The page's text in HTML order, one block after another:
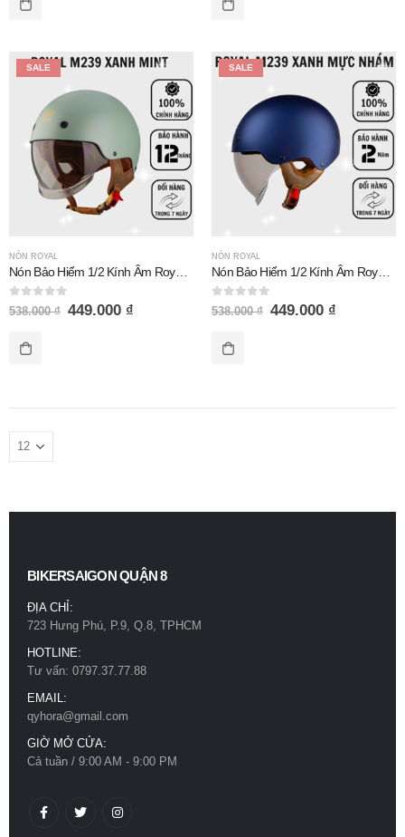
SALE
NÓN ROYAL
Nón Bảo Hiểm 1/2 Kính Âm Royal M239 Xanh Mint
0out of 5
538.000₫ 449.000 ₫
SALE
NÓN ROYAL
Nón Bảo Hiểm 1/2 Kính Âm Royal M239 Xanh Mực Nhám
0out of 5
538.000₫ 449.000 ₫
BIKERSAIGON QUẬN 8
ĐỊA CHỈ:
723 Hưng Phú, P.9, Q.8, TPHCM
HOTLINE:
Tư vấn: 0797.37.77.88
EMAIL:
qyhora@gmail.com
GIỜ MỞ CỬA:
Cả tuần / 9:00 AM - 9:00 PM